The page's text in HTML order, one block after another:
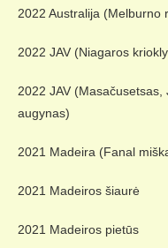
2022 Australija (Melburno
2022 JAV (Niagaros
2022 JAV (Masačusetsas,
augynas)
2021 Madeira (Fanal
2021 Madeiros šiaurė
2021 Madeiros pietūs